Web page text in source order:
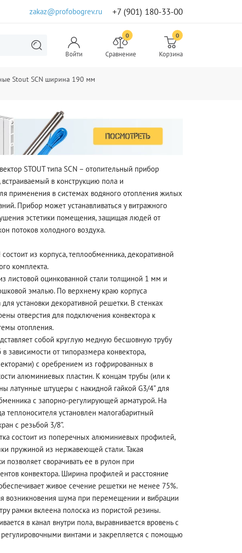
zakaz@profobogrev.ru +7 (901) 180-33-00
Войти
0
Сравнение
0
Корзина
Stout SCN ширина 190 мм
STOUT типа SCN – отопительный прибор
встраиваемый в конструкцию пола и
применения в системах водяного отопления жилых
Прибор может устанавливаться у витражного
эстетики помещения, защищая людей от
потоков холодного воздуха.
состоит из корпуса, теплообменника, декоративной
комплекта.
листовой оцинкованной стали толщиной 1 мм и
эмалью. По верхнему краю корпуса
установки декоративной решетки. В стенках
отверстия для подключения конвектора к
отопления.
собой круглую медную бесшовную трубу
зависимости от типоразмера конвектора,
с оребрением из гофрированных в
алюминиевых пластин. К концам трубы (или к
латунные штуцеры с накидной гайкой G3/4” для
с запорно-регулирующей арматурой. На
теплоносителя установлен малогабаритный
с резьбой 3/8”.
состоит из поперечных алюминиевых профилей,
пружиной из нержавеющей стали. Такая
позволяет сворачивать ее в рулон при
конвектора. Ширина профилей и расстояние
живое сечение решетки не менее 75%.
возникновения шума при перемещении и вибрации
рамки вклеена полоска из пористой резины.
в канал внутри пола, выравнивается вровень с
винтами и закрепляется с помощью